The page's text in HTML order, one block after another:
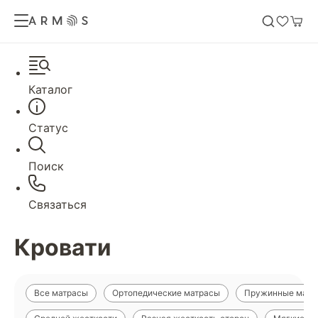
Каталог
Статус
Поиск
Связаться
Кровати
Все матрасы Ортопедические матрасы Пружинные